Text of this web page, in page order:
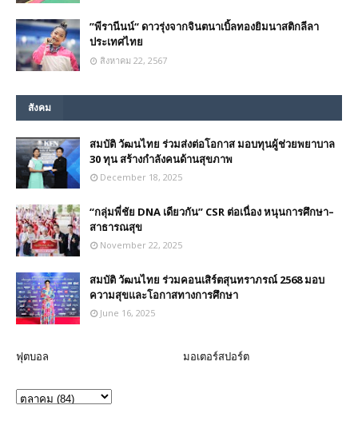
”พีรานีนน์“​ ดาวรุ่งจากจินตนาเบิ้ลทองยิมนาสติกลีลา
ประเทศไทย
สิงหาคม 22, 2567
สังคม
สมบัติ วัฒนไทย ร่วมส่งต่อโอกาส มอบทุนผู้ช่วยพยาบาล
30 ทุน สร้างกำลังคนด้านสุขภาพ
December 18, 2025
“กลุ่มพี่ชัย DNA เดียวกัน” CSR ต่อเนื่อง หนุนการศึกษา–
สาธารณสุข
November 22, 2025
สมบัติ วัฒนไทย ร่วมคอนเสิร์ตสุนทราภรณ์ 2568 มอบ
ความสุขและโอกาสทางการศึกษา
June 16, 2025
ฟุตบอล มอเตอร์สปอร์ต